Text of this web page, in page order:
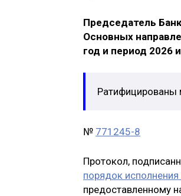
Председатель
Основных
год и период 2026
№ 771245-8
Протокол,
порядок
предоставленному